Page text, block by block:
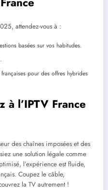
attendez-vous à :
basées sur vos habitudes.
pour des offres hybrides
à l’IPTV France
des chaînes imposées et des
une solution légale comme
l’expérience est fluide,
Coupez le câble,
la TV autrement !